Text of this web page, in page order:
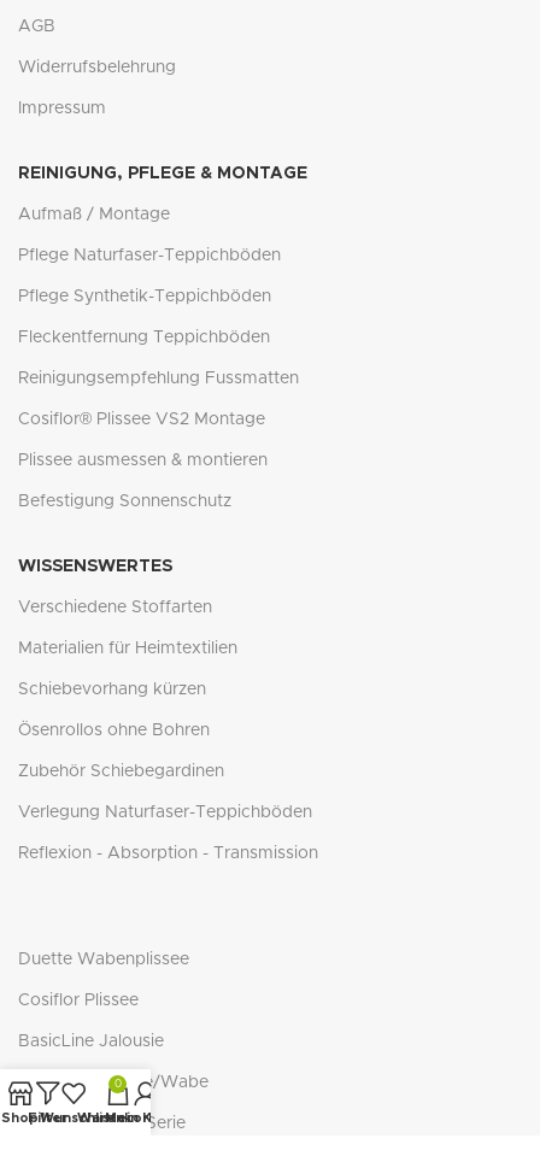
AGB
Widerrufsbelehrung
Impressum
REINIGUNG, PFLEGE & MONTAGE
Aufmaß / Montage
Pflege Naturfaser-Teppichböden
Pflege Synthetik-Teppichböden
Fleckentfernung Teppichböden
Reinigungsempfehlung Fussmatten
Cosiflor® Plissee VS2 Montage
Plissee ausmessen & montieren
Befestigung Sonnenschutz
WISSENSWERTES
Verschiedene Stoffarten
Materialien für Heimtextilien
Schiebevorhang kürzen
Ösenrollos ohne Bohren
Zubehör Schiebegardinen
Verlegung Naturfaser-Teppichböden
Reflexion - Absorption - Transmission
Duette Wabenplissee
Cosiflor Plissee
BasicLine Jalousie
BasicLine Plissee/Wabe
NEUTEX - ECO-Serie
ShopFilter
Wunschliste
0
Warenkorb
Mein Konto